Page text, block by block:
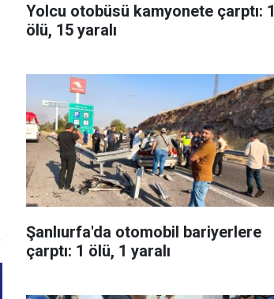
Yolcu otobüsü kamyonete çarptı: 1
ölü, 15 yaralı
Şanlıurfa'da otomobil bariyerlere
çarptı: 1 ölü, 1 yaralı